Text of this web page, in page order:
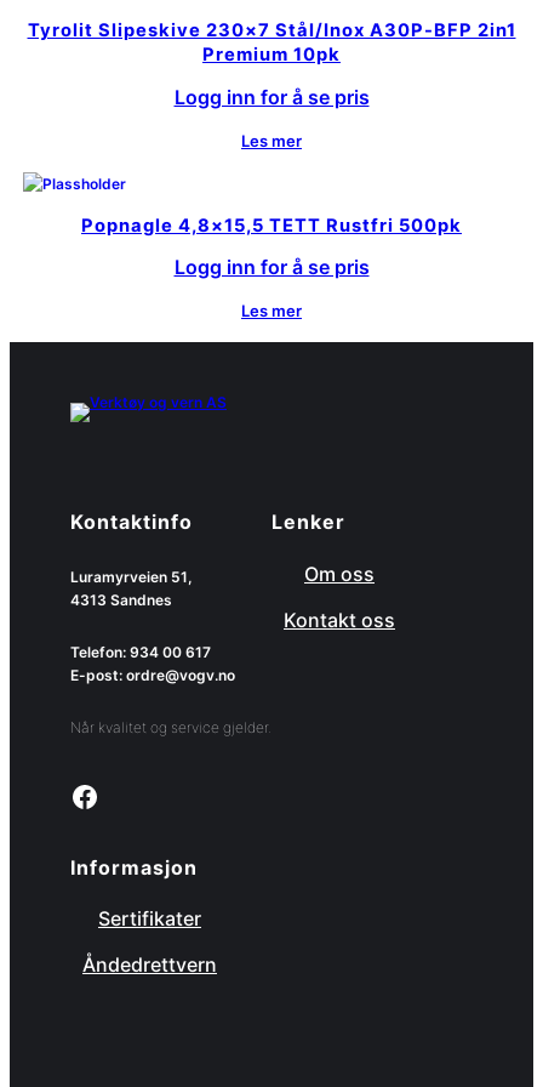
Tyrolit Slipeskive 230×7 Stål/Inox A30P-BFP 2in1
Premium 10pk
Logg inn for å se pris
Les mer
Popnagle 4,8×15,5 TETT Rustfri 500pk
Logg inn for å se pris
Les mer
Kontaktinfo
Luramyrveien 51,
4313 Sandnes
Telefon: 934 00 617
E-post: ordre@vogv.no
Når kvalitet og service gjelder.
Link to facebook page
Lenker
Om oss
Kontakt oss
Informasjon
Sertifikater
Åndedrettvern